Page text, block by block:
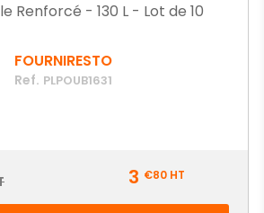
Renforcé - 130 L - Lot de 10
FOURNIRESTO
Ref. PLPOUB1631
3 €80HT